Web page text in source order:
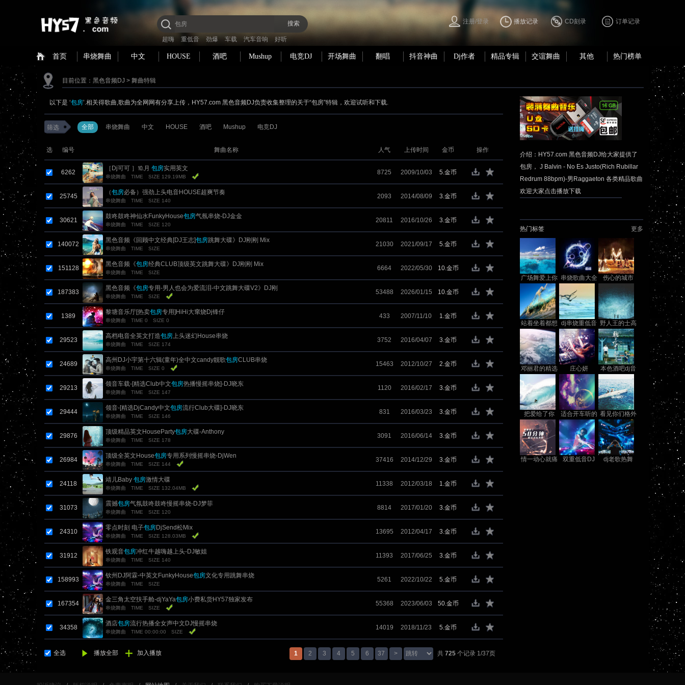
搜索
超嗨 重低音 劲爆 车载 汽车音响 好听
注册/登录 播放记录 CD刻录 订单记录
首页 串烧舞曲 中文 HOUSE 酒吧 Mushup 电竞DJ 开场舞曲 翻唱 抖音神曲 Dj作者 精品专辑 交谊舞曲 其他 热门榜单
目前位置： 黑色音频DJ > 舞曲特辑
以下是 ‘包房’.相关得歌曲,歌曲为全网网有分享上传，HY57.com 黑色音频DJ负责收集整理的关于“包房”特辑，欢迎试听和下载.
筛选 全部 串烧舞曲 中文 HOUSE 酒吧 Mushup 电竞DJ
选 编号 舞曲名称 人气 上传时间 金币 操作
6262
［Dj可可 ］⒑月 包房实用英文
串烧舞曲 TIME SIZE 129.19MB
8725 2009/10/03 5.金币
25745
（包房必备）强劲上头电音HOUSE超爽节奏
串烧舞曲 TIME SIZE 140
2093 2014/08/09 3.金币
30621
鼓咚鼓咚神仙水FunkyHouse包房气氛串烧-DJ金金
串烧舞曲 TIME SIZE 120
20811 2016/10/26 3.金币
140072
黑色音频《回顾中文经典[DJ王志]包房跳舞大碟》DJ刚刚 Mix
串烧舞曲 TIME SIZE
21030 2021/09/17 5.金币
151128
黑色音频《包房经典CLUB顶级英文跳舞大碟》DJ刚刚 Mix
串烧舞曲 TIME SIZE
6664 2022/05/30 10.金币
187383
黑色音频《包房专用-男人也会为爱流泪-中文跳舞大碟V2》DJ刚
刚 Mix
串烧舞曲 TIME SIZE
53488 2026/01/15 10.金币
1389
黎塘音乐厅[热卖包房专用]HiHi大窜烧Dj锋仔
串烧舞曲 TIME 0 SIZE 0
433 2007/11/10 1.金币
29523
高档电音全英文打造包房上头迷幻House串烧
串烧舞曲 TIME SIZE 174
3752 2016/04/07 3.金币
24689
高州DJ小宇第十六辑(童年)全中文candy靓歌包房CLUB串烧
串烧舞曲 TIME SIZE 0
15463 2012/10/27 2.金币
29213
领音车载-[精选Club中文包房热播慢摇串烧]-DJ晓东
串烧舞曲 TIME SIZE 147
1120 2016/02/17 3.金币
29444
领音-[精选DjCandy中文包房流行Club大碟]-DJ晓东
串烧舞曲 TIME SIZE 146
831 2016/03/23 3.金币
29876
顶级精品英文HouseParty包房大碟-Anthony
串烧舞曲 TIME SIZE 178
3091 2016/06/14 3.金币
26984
顶级全英文House包房专用系列慢摇串烧-DjWen
串烧舞曲 TIME SIZE 144
37416 2014/12/29 3.金币
24118
靖儿Baby 包房激情大碟
串烧舞曲 TIME SIZE 132.04MB
11338 2012/03/18 1.金币
31073
震撼包房气氛鼓咚鼓咚慢摇串烧-DJ梦菲
串烧舞曲 TIME SIZE 120
8814 2017/01/20 3.金币
24310
零点时刻 电子包房DjSend松Mix
串烧舞曲 TIME SIZE 128.03MB
13695 2012/04/17 3.金币
31912
铁观音包房冲红牛越嗨越上头-DJ敏姐
串烧舞曲 TIME SIZE 140
11393 2017/06/25 3.金币
158993
钦州DJ阿霖-中英文FunkyHouse包房文化专用跳舞串烧
串烧舞曲 TIME SIZE
5261 2022/10/22 5.金币
167354
金三角太空扶手舱-djYaYa包房小费私货HY57独家发布
串烧舞曲 TIME SIZE
55368 2023/06/03 50.金币
34358
酒店包房流行热播全女声中文DJ慢摇串烧
串烧舞曲 TIME 00:00:00 SIZE
14019 2018/11/23 5.金币
全选 播放全部 加入播放 1 2 3 4 5 6 37 > 共 725个记录 1/37页
介绍：HY57.com 黑色音频DJ给大家提供了
包房， J Balvin - No Es Justo(Rich Rubillar
Redrum 88bpm)-男Raggaeton 各类精品歌曲
欢迎大家点击播放下载
热门标签 更多
广场舞爱上你
我傻乎乎
串烧歌曲大全 伤心的城市
站着坐着都想
你
dj串烧重低音 野人王的士高
邓丽君的精选
80首
庄心妍
本色酒吧dj音
把爱给了你
适合开车听的
劲爆dj
看见你们格外
亲马玉涛
情一动心就痛
双重低音DJ dj老歌热舞